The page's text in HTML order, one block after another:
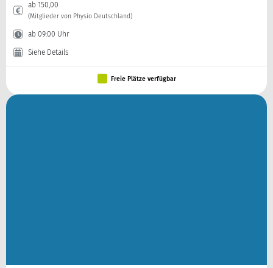
ab 150,00
(Mitglieder von Physio Deutschland)
ab 09:00 Uhr
Siehe Details
Freie Plätze verfügbar